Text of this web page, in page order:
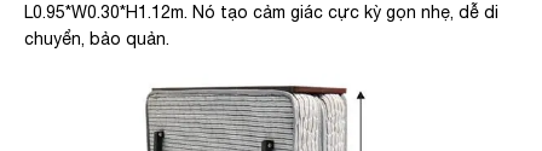
L0.95*W0.30*H1.12m. Nó tạo cảm giác cực kỳ gọn nhẹ, dễ di
chuyển, bảo quản.